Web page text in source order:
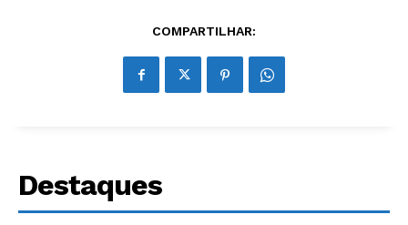
COMPARTILHAR:
Destaques